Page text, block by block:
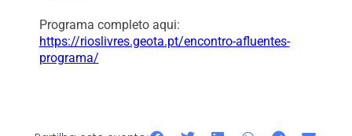
Programa completo aqui:
https://rioslivres.geota.pt/encontro-afluentes-
programa/